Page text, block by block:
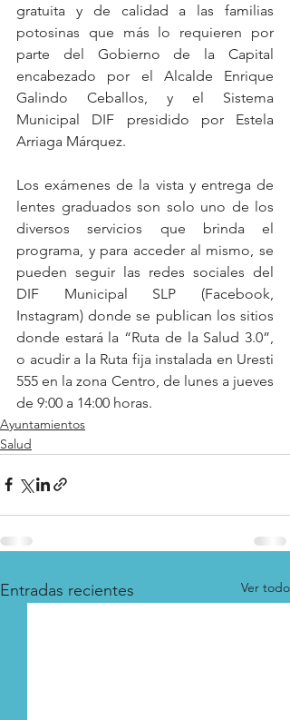
gratuita y de calidad a las familias
potosinas que más lo requieren por
parte del Gobierno de la Capital
encabezado por el Alcalde Enrique
Galindo Ceballos, y el Sistema
Municipal DIF presidido por Estela
Arriaga Márquez.
Los exámenes de la vista y entrega de
lentes graduados son solo uno de los
diversos servicios que brinda el
programa, y para acceder al mismo, se
pueden seguir las redes sociales del
DIF Municipal SLP (Facebook,
Instagram) donde se publican los sitios
donde estará la “Ruta de la Salud 3.0”,
o acudir a la Ruta fija instalada en Uresti
555 en la zona Centro, de lunes a jueves
de 9:00 a 14:00 horas.
Ayuntamientos
Salud
Entradas recientes Ver todo